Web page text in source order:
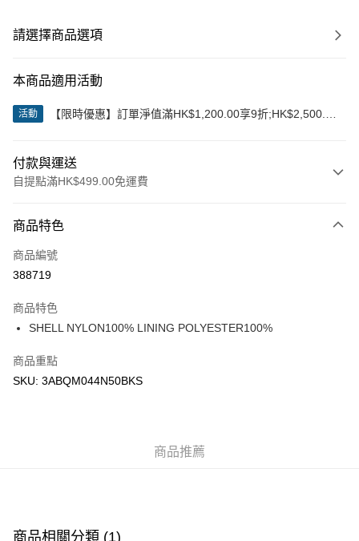
請選擇商品選項
本商品適用活動
活動
【限時優惠】訂單淨值滿HK$1,200.00享9折;HK$2,500.00
付款與運送
自提點滿HK$499.00免運費
信用卡
Apple Pay
AlipayHK
WeChat Pay
商品特色
商品編號
388719
商品特色
SHELL NYLON100% LINING POLYESTER100%
商品重點
SKU: 3ABQM044N50BKS
商品推薦
商品相關分類 (1)